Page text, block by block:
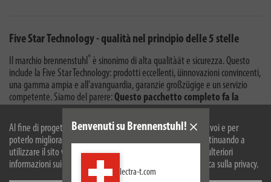
Al fine di progettare il nostro sito web in modo ottimale per voi e per
poterlo migliorare continuamente, utilizziamo i cookies. Continuando a
utilizzare il sito web, accetti il nostro utilizzo dei cookie. Per ulteriori
informazioni sui cookie, si prega di consultare la nostra politica sulla privacy.
Benvenuti su Brennenstuhl!
lectra-t.com
Five Star Technology - qualità nel principio delle 5 stelle
Il marchio brennenstuhl® è sinonimo di alta qualitàät e sicurezza. Questo
include la Five Star Technology: prodotti eccellenti, üinnovazioni convincenti,
una gamma ampia e all'avanguardia, garanzie großzügige e un servizio
competente. Siamo del parere:Questo pacchetto completo fa la
differenza decisiva.